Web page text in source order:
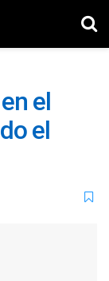
el
el